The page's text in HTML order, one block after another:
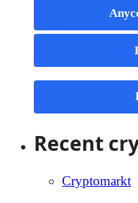
Recent
Cryptomarkt